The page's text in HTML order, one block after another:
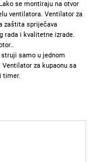
se montiraju na otvor
ventilatora. Ventilator za
zaštita spriječava
rada i kvalitetne izrade.
samo u jednom
za kupaonu sa
timer.